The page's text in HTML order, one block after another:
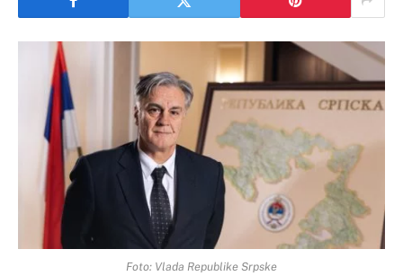
Foto: Vlada Republike Srpske